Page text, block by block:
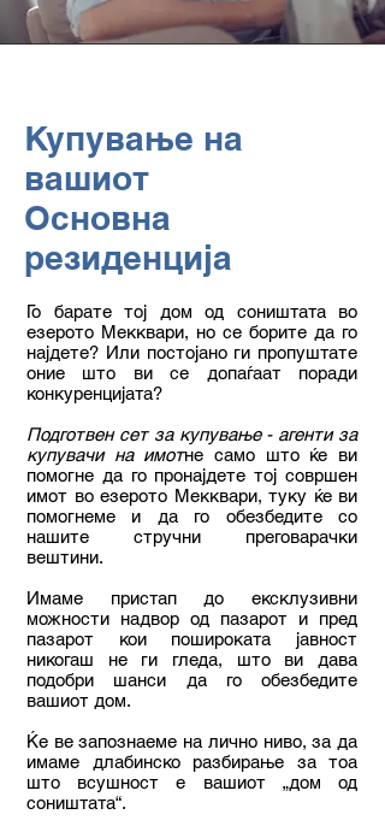
Купување на
вашиот
Основна
резиденција
Го барате тој дом од соништата во
езерото Мекквари, но се борите да го
најдете? Или постојано ги пропуштате
оние што ви се допаѓаат поради
конкуренцијата?
Подготвен сет за купување - агенти за
купувачи на имотне само што ќе ви
помогне да го пронајдете тој совршен
имот во езерото Мекквари, туку ќе ви
помогнеме и да го обезбедите со
нашите стручни преговарачки
вештини.
Имаме пристап до ексклузивни
можности надвор од пазарот и пред
пазарот кои пошироката јавност
никогаш не ги гледа, што ви дава
подобри шанси да го обезбедите
вашиот дом.
Ќе ве запознаеме на лично ниво, за да
имаме длабинско разбирање за тоа
што всушност е вашиот „дом од
соништата“.